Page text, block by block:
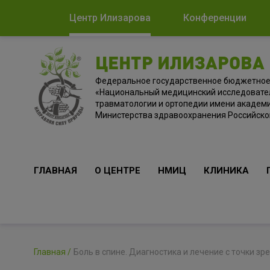
Центр Илизарова Конференции
ЦЕНТР ИЛИЗАРОВА
Федеральное государственное
«Национальный медицинский
травматологии и ортопедии имени
Министерства здравоохранения
ГЛАВНАЯ О ЦЕНТРЕ НМИЦ КЛИНИКА
Главная Боль в спине. Диагностика и лечение с точки